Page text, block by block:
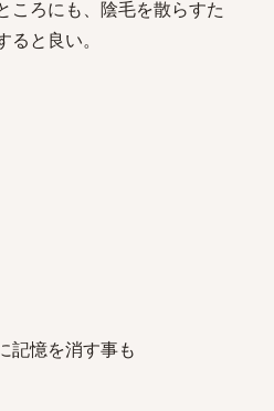
ころにも、陰毛を散らすた
と良い。
記憶を消す事も